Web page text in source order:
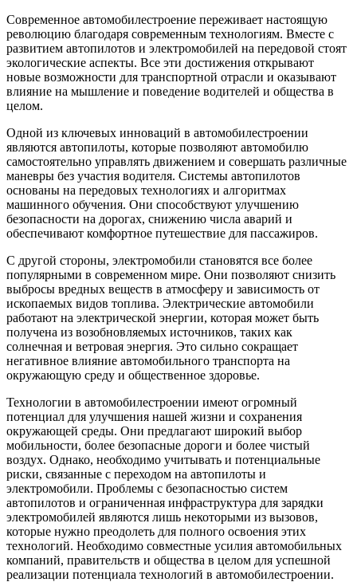
Современное автомобилестроение переживает настоящую
революцию благодаря современным технологиям. Вместе с
развитием автопилотов и электромобилей на передовой стоят
экологические аспекты. Все эти достижения открывают
новые возможности для транспортной отрасли и оказывают
влияние на мышление и поведение водителей и общества в
целом.
Одной из ключевых инноваций в автомобилестроении
являются автопилоты, которые позволяют автомобилю
самостоятельно управлять движением и совершать различные
маневры без участия водителя. Системы автопилотов
основаны на передовых технологиях и алгоритмах
машинного обучения. Они способствуют улучшению
безопасности на дорогах, снижению числа аварий и
обеспечивают комфортное путешествие для пассажиров.
С другой стороны, электромобили становятся все более
популярными в современном мире. Они позволяют снизить
выбросы вредных веществ в атмосферу и зависимость от
ископаемых видов топлива. Электрические автомобили
работают на электрической энергии, которая может быть
получена из возобновляемых источников, таких как
солнечная и ветровая энергия. Это сильно сокращает
негативное влияние автомобильного транспорта на
окружающую среду и общественное здоровье.
Технологии в автомобилестроении имеют огромный
потенциал для улучшения нашей жизни и сохранения
окружающей среды. Они предлагают широкий выбор
мобильности, более безопасные дороги и более чистый
воздух. Однако, необходимо учитывать и потенциальные
риски, связанные с переходом на автопилоты и
электромобили. Проблемы с безопасностью систем
автопилотов и ограниченная инфраструктура для зарядки
электромобилей являются лишь некоторыми из вызовов,
которые нужно преодолеть для полного освоения этих
технологий. Необходимо совместные усилия автомобильных
компаний, правительств и общества в целом для успешной
реализации потенциала технологий в автомобилестроении.